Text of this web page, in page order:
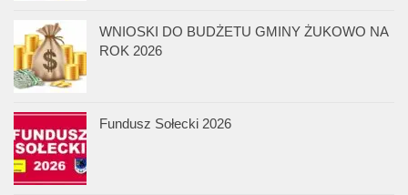
WNIOSKI DO BUDŻETU GMINY ŻUKOWO NA
ROK 2026
Fundusz Sołecki 2026